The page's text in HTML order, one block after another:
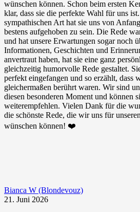
wünschen können. Schon beim ersten
klar, dass sie die perfekte Wahl für uns
sympathischen Art hat sie uns von
bestens aufgehoben zu sein. Die Rede
und hat unsere Erwartungen sogar noch
Informationen, Geschichten und
anvertraut haben, hat sie eine ganz
gleichzeitig humorvolle Rede gestaltet.
perfekt eingefangen und so erzählt, dass
gleichermaßen berührt waren. Wir sind
diesen besonderen Moment und können
weiterempfehlen. Vielen Dank für die
die schönste Rede, die wir uns für
wünschen können! ❤️
Bianca W (Blondevouz)
21. Juni 2026